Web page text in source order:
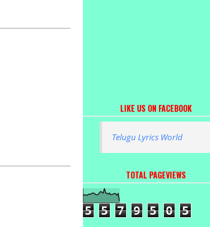
LIKE US ON FACEBOOK
Telugu Lyrics World
TOTAL PAGEVIEWS
5 5 7 9 5 0 5